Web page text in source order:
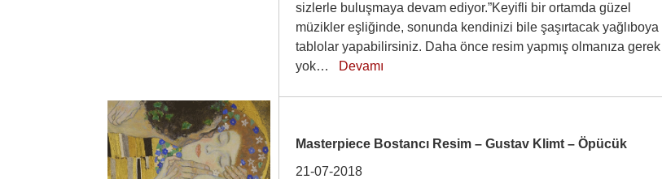
sizlerle buluşmaya devam ediyor.”Keyifli bir ortamda güzel
müzikler eşliğinde, sonunda kendinizi bile şaşırtacak yağlıboya
tablolar yapabilirsiniz. Daha önce resim yapmış olmanıza gerek
yok…
Devamı
Masterpiece Bostancı Resim – Gustav Klimt – Öpücük
21-07-2018